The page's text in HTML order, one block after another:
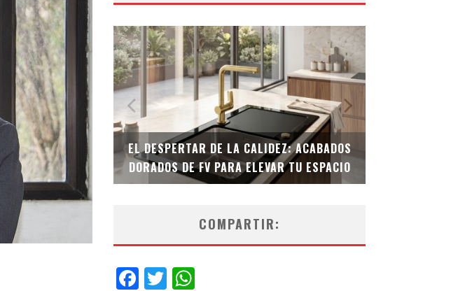
XI CONVENCIÓN
EL DESPERTAR DE LA CALIDEZ: ACABADOS
DORADOS DE FV PARA ELEVAR TU ESPACIO
COMPARTIR:
Facebook
Twitter